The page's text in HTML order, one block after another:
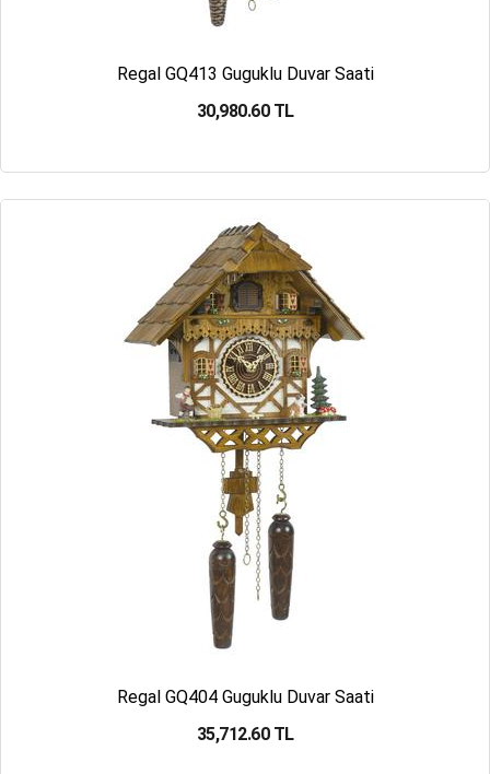
Regal GQ413 Guguklu Duvar Saati
30,980.60 TL
Regal GQ404 Guguklu Duvar Saati
35,712.60 TL